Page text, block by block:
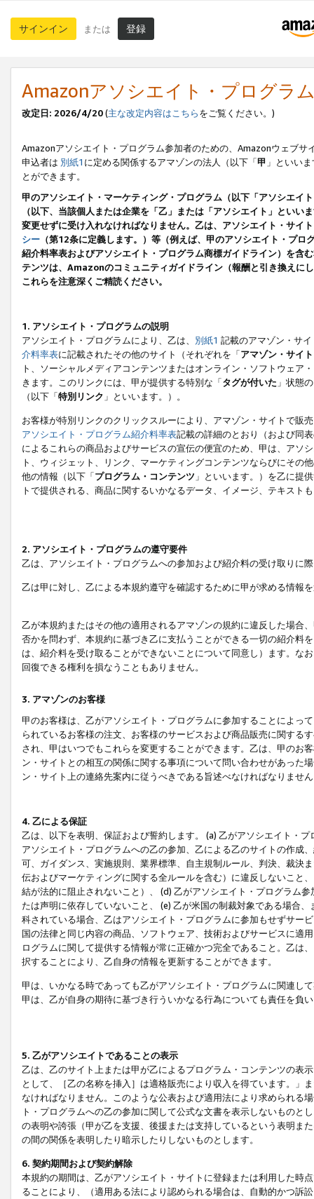
サインイン または 登録
Amazonアソシエイト・プログラ
改定日: 2026/4/20(主な改定内容はこちらをご覧ください。)
Amazonアソシエイト・プログラム参加者のための、Amazonウェブサ
申込者は 別紙1 に定める関係するアマゾンの法人（以下「甲 」といい
とができます。
甲のアソシエイト・マーケティング・プログラム（以下「アソシエイ
（以下、当該個人または企業を「乙」または「アソシエイト」とい
変更せずに受け入れなければなりません。乙は、アソシエイト・サイ
シー （第12条に定義します。）等（例えば、甲のアソシエイト・プ
紹介料率表およびアソシエイト・プログラム商標ガイドライン）を
テンツは、Amazonのコミュニティガイドライン（報酬と引き換えに
これらを注意深くご精読ください。
1. アソシエイト・プログラムの説明
アソシエイト・プログラムにより、乙は、 別紙1 記載のアマゾン・サ
介料率表に記載されたその他のサイト（それぞれを「アマゾン・サイト
ト、ソーシャルメディアコンテンツまたはオンライン・ソフトウェア
きます。このリンクには、甲が提供する特別な「タグが付いた 」状態
（以下「特別リンク 」といいます。）。
お客様が特別リンクのクリックスルーにより、アマゾン・サイトで販
アソシエイト・プログラム紹介料率表記載の詳細のとおり（および同
によるこれらの商品およびサービスの宣伝の便宜のため、甲は、アソ
ト、ウィジェット、リンク、マーケティングコンテンツならびにその
他の情報（以下「プログラム・コンテンツ 」といいます。）を乙に提
トで提供される、商品に関するいかなるデータ、イメージ、テキス
2. アソシエイト・プログラムの遵守要件
乙は、アソシエイト・プログラムへの参加および紹介料の受け取りに
乙は甲に対し、乙による本規約遵守を確認するために甲が求める情報
乙が本規約またはその他の適用されるアマゾンの規約に違反した場合
否かを問わず、本規約に基づき乙に支払うことができる一切の紹介料
は、紹介料を受け取ることができないことについて同意し）ます。な
回復できる権利を損なうこともありません。
3. アマゾンのお客様
甲のお客様は、乙がアソシエイト・プログラムに参加することによっ
られているお客様の注文、お客様のサービスおよび商品販売に関する
され、甲はいつでもこれらを変更することができます。乙は、甲のお
ン・サイトとの相互の関係に関する事項について問い合わせがあった
ン・サイト上の連絡先案内に従うべきである旨述べなければなりませ
4. 乙による保証
乙は、以下を表明、保証および誓約します。 (a) 乙がアソシエイト・
アソシエイト・プログラムへの乙の参加、乙による乙のサイトの作成
可、ガイダンス、実施規則、業界標準、自主規制ルール、判決、裁決
伝およびマーケティングに関する全ルールを含む）に違反しないこと
結が法的に阻止されないこと）、 (d) 乙がアソシエイト・プログラム
たは声明に依存していないこと、 (e) 乙が米国の制裁対象である場合
科されている場合、乙はアソシエイト・プログラムに参加もせずサー
国の法律と同じ内容の商品、ソフトウェア、技術およびサービスに適
ログラムに関して提供する情報が常に正確かつ完全であること。乙は
択することにより、乙自身の情報を更新することができます。
甲は、いかなる時であっても乙がアソシエイト・プログラムに関連し
甲は、乙が自身の期待に基づき行ういかなる行為についても責任を負
5. 乙がアソシエイトであることの表示
乙は、乙のサイト上または甲が乙によるプログラム・コンテンツの表
として、［乙の名称を挿入］は適格販売により収入を得ています。」
なければなりません。このような公表および適用法により求められる
ト・プログラムへの乙の参加に関して公式な文書を表示しないもの
の表明や誇張（甲が乙を支援、後援または支持しているという表明ま
の間の関係を表明したり暗示したりしないものとします。
6. 契約期間および契約解除
本規約の期間は、乙がアソシエイト・サイトに登録または利用した時
ることにより、（適用ある法により認められる場合は、自動的かつ訴